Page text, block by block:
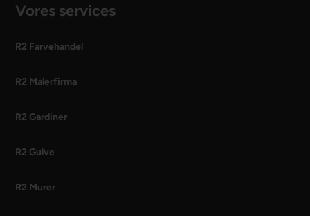
Vores services
R2 Farvehandel
R2 Malerfirma
R2 Gardiner
R2 Gulve
R2 Murer